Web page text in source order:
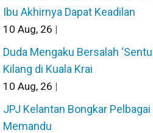
Ibu Akhirnya Dapat Keadilan
10 Aug, 26 |
Duda Mengaku Bersalah
Kilang di Kuala Krai
10 Aug, 26 |
JPJ Kelantan Bongkar
Memandu